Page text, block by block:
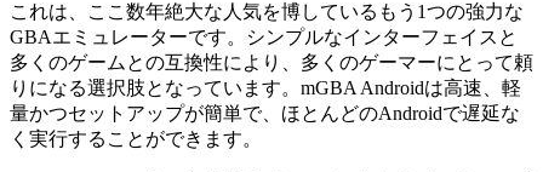
これは、ここ数年絶大な人気を博しているもう1つの強力な
GBAエミュレーターです。シンプルなインターフェイスと
多くのゲームとの互換性により、多くのゲーマーにとって頼
りになる選択肢となっています。mGBA Androidは高速、軽
量かつセットアップが簡単で、ほとんどのAndroidで遅延な
く実行することができます。